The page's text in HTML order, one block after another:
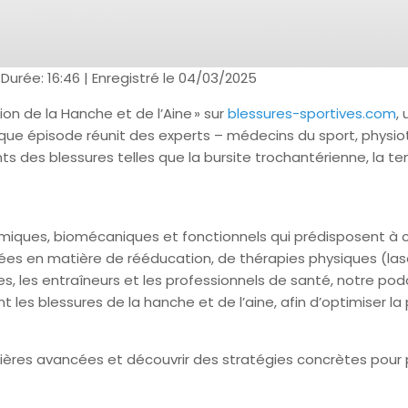
Durée: 16:46 |Enregistré le 04/03/2025
de la Hanche et de l’Aine » surblessures-sportives.com,
épisode réunit des experts – médecins du sport,
des blessures telles que la bursite trochantérienne, la
biomécaniques et fonctionnels qui prédisposent
en matière de rééducation, de thérapies physiques
les entraîneurs et les professionnels de santé, notre
blessures de la hanche et de l’aine, afin d’optimiser
avancées et découvrir des stratégies concrètes